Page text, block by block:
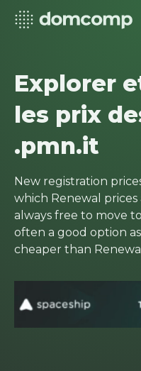
Explorer
les prix
.pmn.it
New registration
which Renewal
always free to move
often a good option
cheaper than Renewal